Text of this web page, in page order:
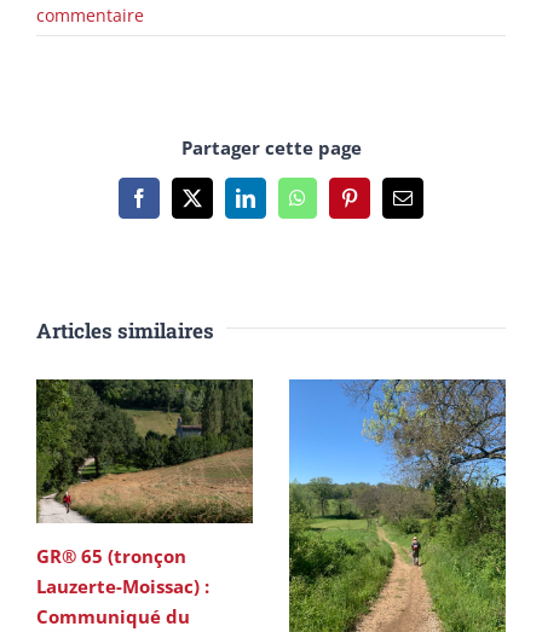
commentaire
Partager cette page
Facebook
X LinkedInWhatsAppPinterestEmail
Articles similaires
GR® 65 (tronçon
Lauzerte-Moissac) :
Communiqué du